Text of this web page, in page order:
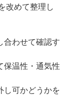
改めて整理し
合わせて確認す
保温性・通気性
し可かどうかを